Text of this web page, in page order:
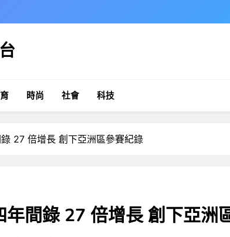
時尚 社會 科技
27 倍增長 創下亞洲區參賽紀錄
年間錄 27 倍增長 創下亞洲